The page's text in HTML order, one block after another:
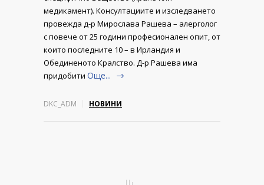
медикамент). Консултациите и изследването
провежда д-р Мирослава Рашева – алерголог
с повече от 25 години професионален опит, от
които последните 10 – в Ирландия и
Обединеното Кралство. Д-р Рашева има
придобити Още...
DKC_ADM НОВИНИ